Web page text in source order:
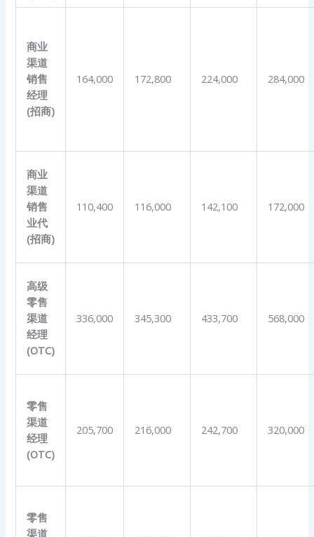
商业
渠道
销售
经理
(招商)
164,000 172,800 224,000 284,000
商业
渠道
销售
业代
(招商)
110,400 116,000 142,100 172,000
高级
零售
渠道
经理
(OTC)
336,000 345,300 433,700 568,000
零售
渠道
经理
(OTC)
205,700 216,000 242,700 320,000
零售
渠道